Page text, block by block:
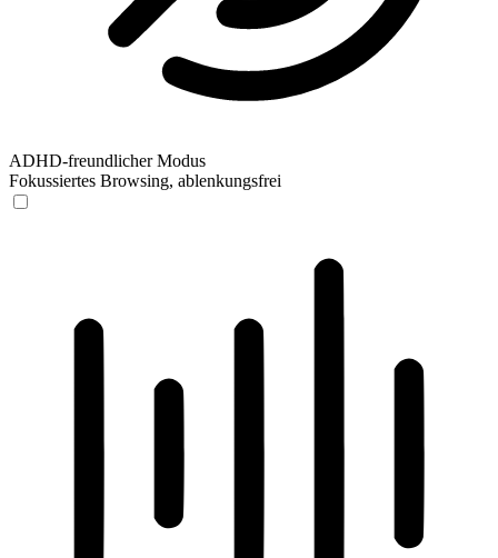
ADHD-freundlicher Modus
Fokussiertes Browsing, ablenkungsfrei